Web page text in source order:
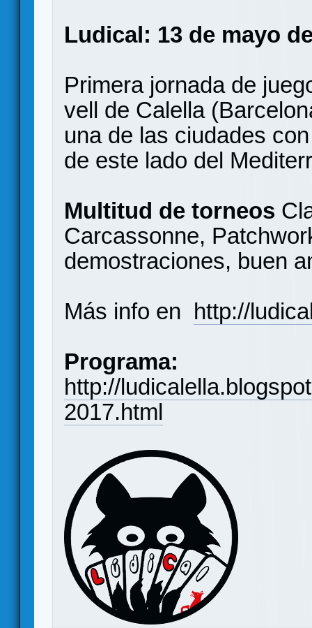
Ludical: 13 de mayo
Primera jornada de
vell de Calella
una de las ciudades
de este lado del
Multitud de torneos
Carcassonne,
demostraciones, buen
Más info en http://
Programa:
http://
2017.html